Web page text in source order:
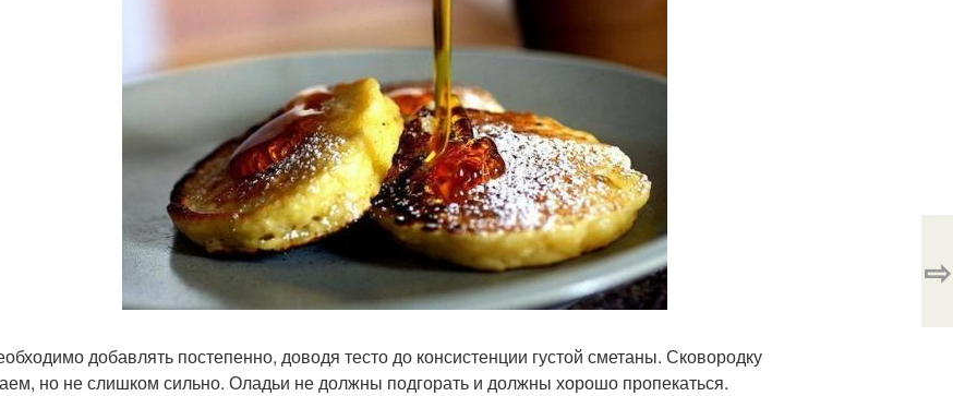
добавлять постепенно, доводя тесто до консистенции густой сметаны. Сковородку
но не слишком сильно. Оладьи не должны подгорать и должны хорошо пропекаться.
⇨